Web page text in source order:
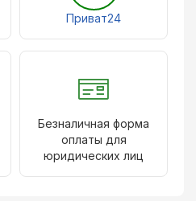
Приват24
Безналичная форма
оплаты для
юридических лиц